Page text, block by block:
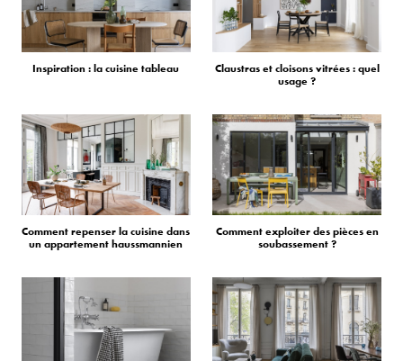
Inspiration : la cuisine tableau
Claustras et cloisons vitrées : quel
usage ?
Comment repenser la cuisine dans
un appartement haussmannien
Comment exploiter des pièces en
soubassement ?